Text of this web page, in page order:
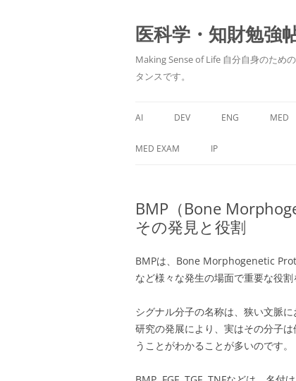
医科学・知財勉強
Making Sense of Life 自分自身のため
タンスです。
AI DEV ENG MED
MED EXAM IP
BMP（Bone
その発見と役割
BMPは、Bone Morphogenetic
など様々な発生の場面で重要な役
シグナル分子の名称は、狭い文脈
研究の発展により、実はその分子
うことがわかることが多いのです。